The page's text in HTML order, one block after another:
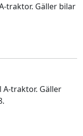
traktor. Gäller bilar
A-traktor. Gäller